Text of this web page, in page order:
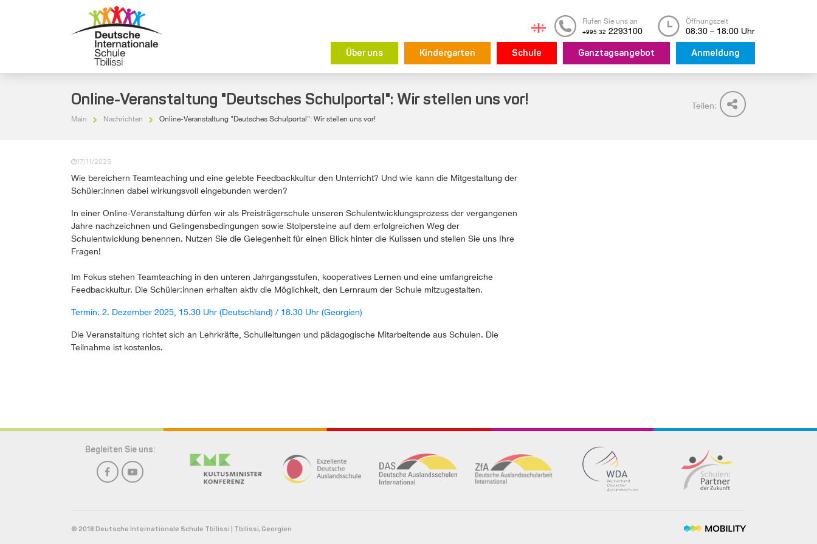
Rufen Sie uns an
+995 32 2293100
Öffnungszeit
08:30 – 18:00 Uhr
Über uns Kindergarten Schule Ganztagsangebot Anmeldung
Online-Veranstaltung "Deutsches Schulportal": Wir stellen uns vor!
Main Nachrichten Online-Veranstaltung "Deutsches Schulportal": Wir stellen uns vor!
Teilen:
17/11/2025
Wie bereichern Teamteaching und eine gelebte Feedbackkultur den Unterricht? Und wie kann die Mitgestaltung der
Schüler:innen dabei wirkungsvoll eingebunden werden?
In einer Online-Veranstaltung dürfen wir als Preisträgerschule unseren Schulentwicklungsprozess der vergangenen
Jahre nachzeichnen und Gelingensbedingungen sowie Stolpersteine auf dem erfolgreichen Weg der
Schulentwicklung benennen. Nutzen Sie die Gelegenheit für einen Blick hinter die Kulissen und stellen Sie uns Ihre
Fragen!
Im Fokus stehen Teamteaching in den unteren Jahrgangsstufen, kooperatives Lernen und eine umfangreiche
Feedbackkultur. Die Schüler:innen erhalten aktiv die Möglichkeit, den Lernraum der Schule mitzugestalten.
Termin: 2. Dezember 2025, 15.30 Uhr (Deutschland) / 18.30 Uhr (Georgien)
Die Veranstaltung richtet sich an Lehrkräfte, Schulleitungen und pädagogische Mitarbeitende aus Schulen. Die
Teilnahme ist kostenlos.
Begleiten Sie uns:
© 2018 Deutsche Internationale Schule Tbilissi | Tbilissi, Georgien